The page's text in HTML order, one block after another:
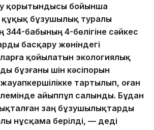
қорытындысы бойынша
құқық бұзушылық туралы
344-бабының 4-бөлігіне сәйкес
басқару жөніндегі
қойылатын экологиялық
бұзғаны үшін кәсіпорын
жауапкершілікке тартылып, оған
айыппұл салынды. Бұдан
заң бұзушылықтарды
нұсқама берілді, — деді